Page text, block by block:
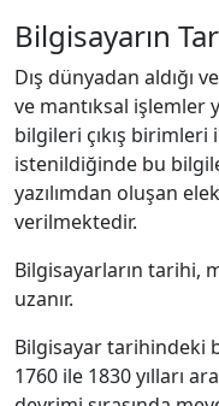
Bilgisayarın
Dış dünyadan
ve mantıksal işlemler
bilgileri çıkış birimleri
istenildiğinde bu
yazılımdan oluşan
verilmektedir.
Bilgisayarların tarihi,
uzanır.
Bilgisayar tarihindeki
1760 ile 1830 yılları